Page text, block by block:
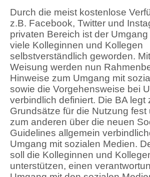
Durch die meist kostenlose
z.B. Facebook, Twitter und
privaten Bereich ist der
viele Kolleginnen und Kollegen
selbstverständlich geworden.
Weisung werden nun
Hinweise zum Umgang mit
sowie die Vorgehensweise bei
verbindlich definiert. Die BA legt
Grundsätze für die Nutzung fest
zum anderen über die neuen
Guidelines allgemein
Umgang mit sozialen Medien.
soll die Kolleginnen und
unterstützen, einen